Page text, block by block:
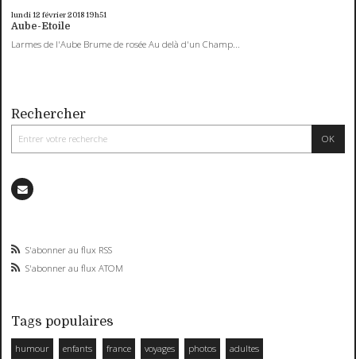
lundi 12 février 201819h51
Aube-Etoile
Larmes de l'Aube Brume de rosée Au delà d'un Champ...
Rechercher
S'abonner au flux RSS
S'abonner au flux ATOM
Tags populaires
humour enfants france voyages photos adultes